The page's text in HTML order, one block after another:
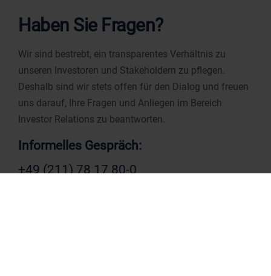
Haben Sie Fragen?
Wir sind bestrebt, ein transparentes Verhältnis zu
unseren Investoren und Stakeholdern zu pflegen.
Deshalb sind wir stets offen für den Dialog und freuen
uns darauf, Ihre Fragen und Anliegen im Bereich
Investor Relations zu beantworten.
Informelles Gespräch:
+49 (211) 78 17 80-0